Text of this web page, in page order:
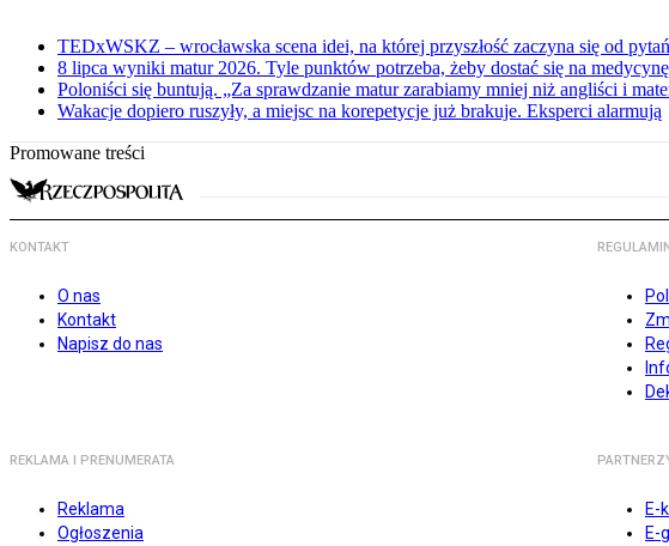
TEDxWSKZ – wrocławska scena idei, na której przyszłość zaczyna się od pytań
8 lipca wyniki matur 2026. Tyle punktów potrzeba, żeby dostać się na medycynę
Poloniści się buntują. „Za sprawdzanie matur zarabiamy mniej niż angliści i
Wakacje dopiero ruszyły, a miejsc na korepetycje już brakuje. Eksperci alarmują
Promowane treści
KONTAKT
O nas
Kontakt
Napisz do nas
REGULAMIN
REKLAMA I PRENUMERATA
Reklama
Ogłoszenia
E-
E-